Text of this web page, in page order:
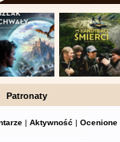
Patronaty
| Aktywność | Ocenione